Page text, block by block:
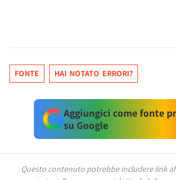
FONTE HAI NOTATO ERRORI?
Aggiungici come fonte
su Google
Questo contenuto potrebbe includere link